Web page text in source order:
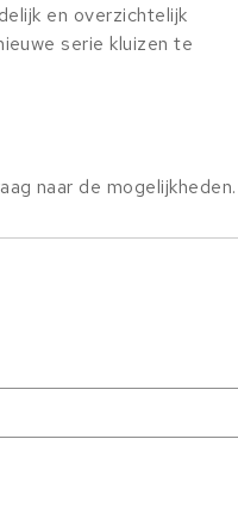
en overzichtelijk
serie kluizen te
naar de mogelijkheden.